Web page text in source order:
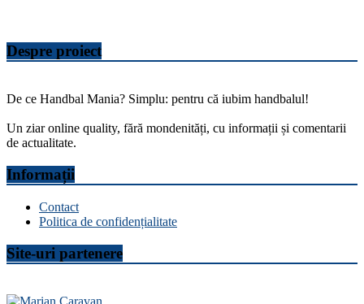
Despre proiect
De ce Handbal Mania? Simplu: pentru că iubim handbalul!
Un ziar online quality, fără mondenități, cu informații și comentarii
de actualitate.
Informații
Contact
Politica de confidențialitate
Site-uri partenere